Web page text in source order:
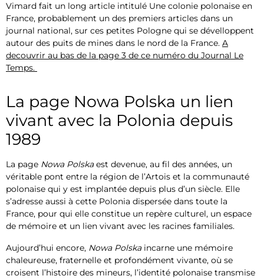
Vimard fait un long article intitulé Une colonie polonaise en
France, probablement un des premiers articles dans un
journal national, sur ces petites Pologne qui se dévelloppent
autour des puits de mines dans le nord de la France. A
decouvrir au bas de la page 3 de ce numéro du Journal Le
Temps.
La page Nowa Polska un lien
vivant avec la Polonia depuis
1989
La page Nowa Polskaest devenue, au fil des années, un
véritable pont entre la région de l’Artois et la communauté
polonaise qui y est implantée depuis plus d’un siècle. Elle
s’adresse aussi à cette Polonia dispersée dans toute la
France, pour qui elle constitue un repère culturel, un espace
de mémoire et un lien vivant avec les racines familiales.
Aujourd’hui encore, Nowa Polskaincarne une mémoire
chaleureuse, fraternelle et profondément vivante, où se
croisent l’histoire des mineurs, l’identité polonaise transmise